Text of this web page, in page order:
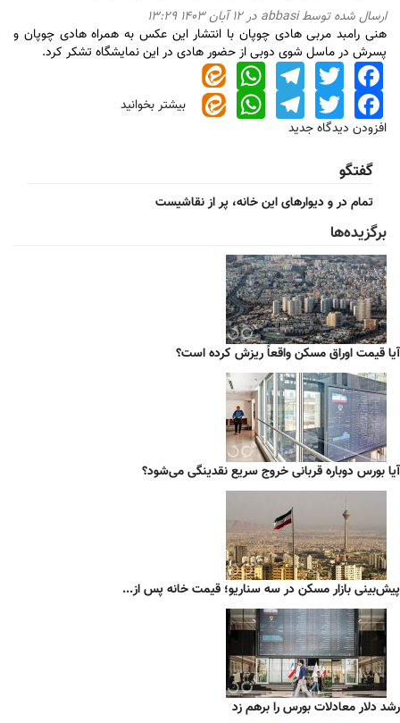
ارسال شده توسطabbasi در ۱۲ آبان ۱۴۰۳ ۱۳:۲۹
هنی رامبد مربی هادی چوپان با انتشار این عکس به همراه هادی چوپان و
پسرش در ماسل شوی دوبی از حضور هادی در این نمایشگاه تشکر کرد.
Facebook
Twitter
Telegram
WhatsApp
Facebook
Twitter
Telegram
WhatsApp
بیشتر بخوانید
افزودن دیدگاه جدید
گفتگو
تمام در و دیوارهای این خانه، پر از نقاشیست
برگزیده‌ها
آیا قیمت اوراق مسکن واقعاً ریزش کرده است؟
آیا بورس دوباره قربانی خروج سریع نقدینگی می‌شود؟
پیش‌بینی بازار مسکن در سه سناریو؛ قیمت خانه پس از...
رشد دلار معادلات بورس را برهم زد